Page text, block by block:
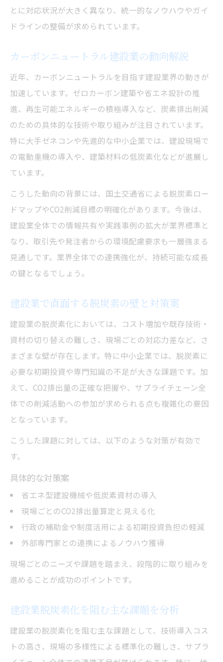
カーボンニュートラル実現の現場アプロー
チ
co2排出量削減を叶える現場改善の工夫
現場に必要なカーボンニュートラル教育
先進事例から学ぶ脱炭素取組みのポイント
建設業の先進事例が示す脱炭素の効果
カーボンニュートラル建設業事例の解説
成功事例に学ぶco2削減の実践ポイント
の実例
建設業向け補助金の活用による脱炭素推進
制度を使った建設業のco2削減の実践法
カーボンニュートラル支援制度の概要と活
建設業のCO2対策で役立つ補助金情報
制度活用で加速する建設業の脱炭素化
とに対応状況が大きく異なり、統一的なノウハウやガイ
ドラインの整備が求められています。
カーボンニュートラル建設業の動向解説
近年、カーボンニュートラルを目指す建設業界の動きが
加速しています。ゼロカーボン建築や省エネ設計の推
進、再生可能エネルギーの積極導入など、炭素排出削減
のための具体的な技術や取り組みが注目されています。
特に大手ゼネコンや先進的な中小企業では、建設現場で
の電動重機の導入や、建築材料の低炭素化などが進展し
ています。
こうした動向の背景には、国土交通省による脱炭素ロー
ドマップやCO2削減目標の明確化があります。今後は、
建設業全体での情報共有や実践事例の拡大が業界標準と
なり、取引先や発注者からの環境配慮要求も一層強まる
見通しです。業界全体での連携強化が、持続可能な成長
の鍵となるでしょう。
建設業で直面する脱炭素の壁と対策案
建設業の脱炭素化においては、コスト増加や既存技術・
資材の切り替えの難しさ、現場ごとの対応力差など、さ
まざまな壁が存在します。特に中小企業では、脱炭素に
必要な初期投資や専門知識の不足が大きな課題です。加
えて、CO2排出量の正確な把握や、サプライチェーン全
体での削減活動への参加が求められる点も複雑化の要因
となっています。
こうした課題に対しては、以下のような対策が有効で
す。
具体的な対策案
省エネ型建設機械や低炭素資材の導入
現場ごとのCO2排出量算定と見える化
行政の補助金や制度活用による初期投資負担の軽減
外部専門家との連携によるノウハウ獲得
現場ごとのニーズや課題を踏まえ、段階的に取り組みを
進めることが成功のポイントです。
建設業脱炭素化を阻む主な課題を分析
建設業の脱炭素化を阻む主な課題として、技術導入コス
トの高さ、現場の多様性による標準化の難しさ、サプラ